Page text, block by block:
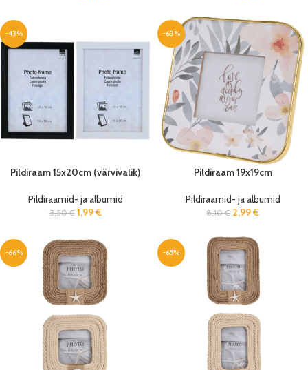
-43%
Pildiraam 15x20cm (värvivalik)
Pildiraamid- ja albumid
3,50€ 1,99€
-63%
Pildiraam 19x19cm
Pildiraamid- ja albumid
8,10€ 2,99€
-66% -65%